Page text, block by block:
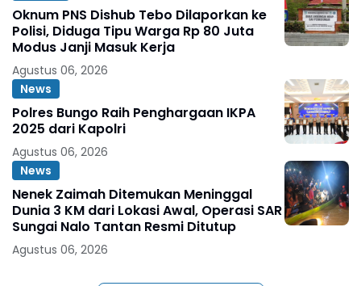
Oknum PNS Dishub Tebo Dilaporkan ke
Polisi, Diduga Tipu Warga Rp 80 Juta
Modus Janji Masuk Kerja
Agustus 06, 2026
News
Polres Bungo Raih Penghargaan IKPA
2025 dari Kapolri
Agustus 06, 2026
News
Nenek Zaimah Ditemukan Meninggal
Dunia 3 KM dari Lokasi Awal, Operasi SAR
Sungai Nalo Tantan Resmi Ditutup
Agustus 06, 2026